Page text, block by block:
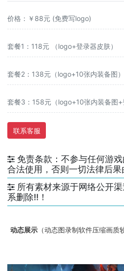
价格：￥88元 (免费写logo)
套餐1：118元 （logo+登录器皮肤）
套餐2：138元（logo+10张内装备图）
套餐3：158元（logo+10张内装备图+
联系客服
免责条款：不参与任何游
合法使用，否则一切法律后果
所有素材来源于网络公开
系删除!!！
动态展示 （动态图录制软件压缩画质